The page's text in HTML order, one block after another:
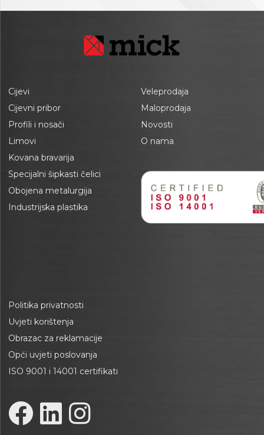
Cijevi
Cijevni pribor
Profili i nosači
Limovi
Kovana bravarija
Specijalni šipkasti čelici
Obojena metalurgija
Industrijska plastika
Veleprodaja
Maloprodaja
Novosti
O nama
Politika privatnosti
Uvjeti korištenja
Obrazac za reklamacije
Opći uvjeti poslovanja
ISO 9001 i 14001 certifikati